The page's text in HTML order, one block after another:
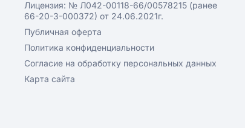
Лицензия: № Л042-00118-66/00578215 (ранее
66-20-3-000372) от 24.06.2021г.
Публичная оферта
Политика конфиденциальности
Согласие на обработку персональных данных
Карта сайта